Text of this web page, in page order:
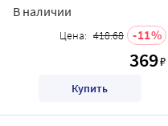
В наличии
Цена: 418.68 11
369₽
Купить